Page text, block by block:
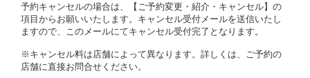
第７条（貸渡契約の締結）
借受人は第２条第１項に定める借受条件を明示し、当
貸渡契約を締結するものとします。ただし、貸し渡す
ことができるレンタカーがない場合又は借受人若しく
予約キャンセルの場合は、【ご予約変更・紹介・キャンセル】の
項目からお願いいたします。キャンセル受付メールを送信いたし
ますので、このメールにてキャンセル受付完了となります。
※キャンセル料は店舗によって異なります。詳しくは、ご予約の
店舗に直接お問合せください。